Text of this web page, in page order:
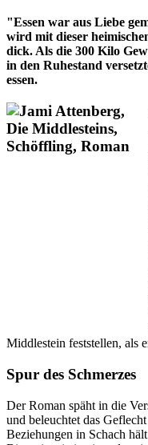
"Essen war aus Liebe
wird mit dieser
dick. Als die 300 Kilo
in den Ruhestand
essen.
Middlestein feststellen, als
Spur des Schmerzes
Der Roman späht in die
und beleuchtet das
Beziehungen in Schach